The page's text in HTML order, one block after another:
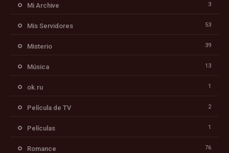
Mi Archive 3
Mis Servidores 53
Misterio 39
Música 13
ok.ru 1
Película de TV 2
Películas 1
Romance 76